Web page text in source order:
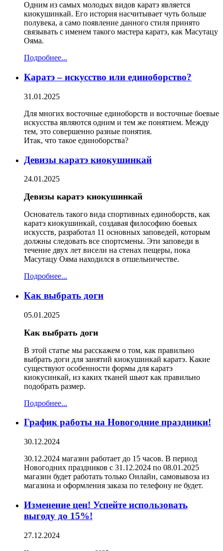
Одним из самых молодых видов каратэ является
киокушинкай. Его история насчитывает чуть больше
полувека, а само появление данного стиля принято
связывать с именем такого мастера каратэ, как Масутацу
Ояма.
Подробнее...
Каратэ – искусство или единоборство?
31.01.2025
Для многих восточные единоборств и восточные боевые
искусства являются одним и тем же понятием. Между
тем, это совершенно разные понятия.
Итак, что такое единоборства?
Девизы каратэ киокушинкай
24.01.2025
Девизы каратэ киокушинкай
Основатель такого вида спортивных единоборств, как
каратэ киокушинкай, создавая философию боевых
искусств, разработал 11 основных заповедей, которым
должны следовать все спортсмены. Эти заповеди в
течение двух лет висели на стенах пещеры, пока
Масутацу Ояма находился в отшельничестве.
Подробнее...
Как выбрать доги
05.01.2025
Как выбрать доги
В этой статье мы расскажем о том, как правильно
выбрать доги для занятий киокушинкай каратэ. Какие
существуют особенности формы для каратэ
киокусинкай, из каких тканей шьют как правильно
подобрать размер.
Подробнее...
График работы на Новогодние праздники!
30.12.2024
30.12.2024 магазин работает до 15 часов. В период
Новогодних праздников с 31.12.2024 по 08.01.2025
магазин будет работать только Онлайн, самовывоза из
магазина и оформления заказа по телефону не будет.
Изменение цен! Успейте использовать
выгоду до 15%!
27.12.2024